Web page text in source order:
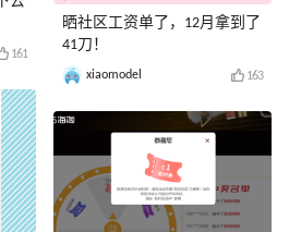
161
晒社区工资单了，12月拿到了
41刀！
xiaomodel 163